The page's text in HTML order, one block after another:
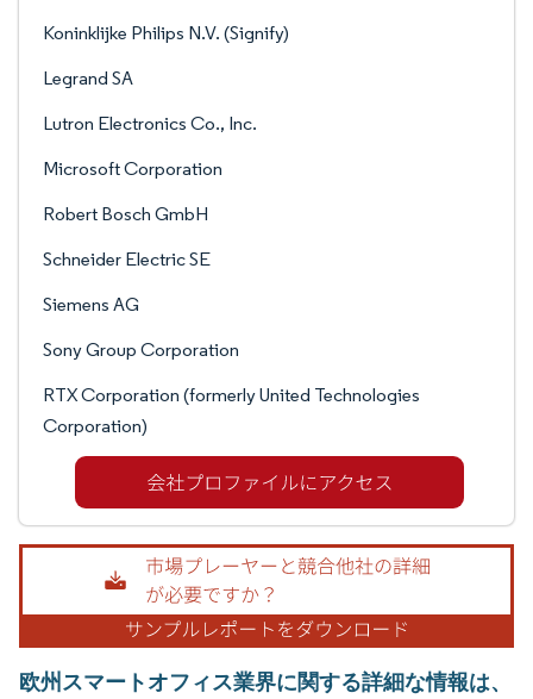
Koninklijke Philips N.V. (Signify)
Legrand SA
Lutron Electronics Co., Inc.
Microsoft Corporation
Robert Bosch GmbH
Schneider Electric SE
Siemens AG
Sony Group Corporation
RTX Corporation (formerly United Technologies
Corporation)
欧州スマートオフィス業界に関する詳細な情報は、